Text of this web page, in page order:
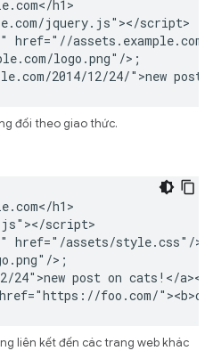
h1>
jquery.js"></script>
href="//
logo.png"/>;
2014/12/24/">new post
đối theo giao thức.
h1>
script>
href="/assets/style.css"/>
>;
24">new post on cats!</a></
foo.com/
liên kết đến các trang web khác